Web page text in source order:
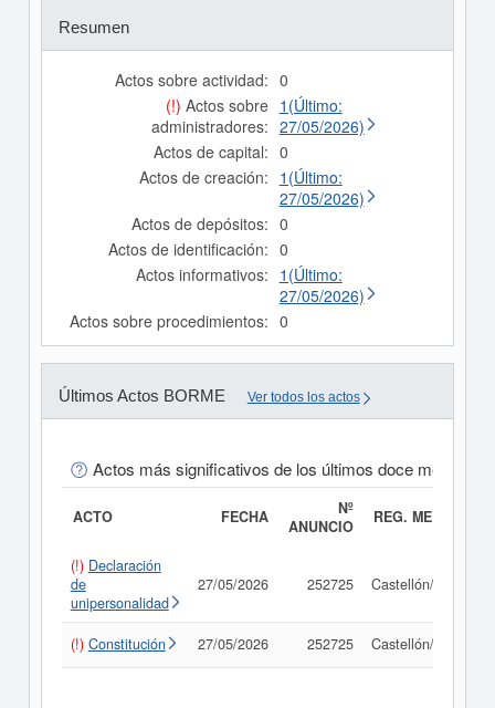
Resumen
Actos sobre actividad: 0
(!) Actos sobre
administradores:
1(Último:
27/05/2026)
Actos de capital: 0
Actos de creación: 1(Último:
27/05/2026)
Actos de depósitos: 0
Actos de identificación: 0
Actos informativos: 1(Último:
27/05/2026)
Actos sobre procedimientos: 0
Últimos Actos BORME Ver todos los actos
Actos más significativos de los últimos doce meses
ACTO FECHA
Nº
ANUNCIO
REG. MERC.
(!) Declaración
de
unipersonalidad
27/05/2026 252725 Castellón/Castelló
(!) Constitución 27/05/2026 252725 Castellón/Castelló